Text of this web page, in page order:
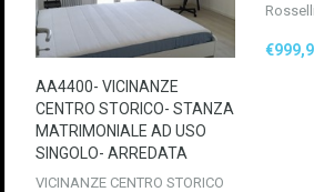
AA4400- VICINANZE
CENTRO STORICO- STANZA
MATRIMONIALE AD USO
SINGOLO- ARREDATA
VICINANZE CENTRO STORICO